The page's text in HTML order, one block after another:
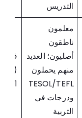
التدريس
معلمون
ناطقون
أصليون؛ العديد
منهم يحملون
TESOL/TEFL
ودرجات في
التربية
on-1)